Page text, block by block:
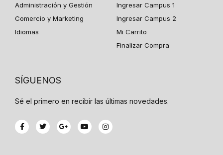
Administración y Gestión
Comercio y Marketing
Idiomas
Ingresar Campus 1
Ingresar Campus 2
Mi Carrito
Finalizar Compra
SÍGUENOS
Sé el primero en recibir las últimas novedades.
F
a
c
T
w
i
G
o
o
Y
o
u
I
n
s